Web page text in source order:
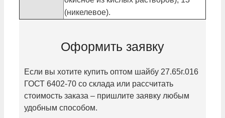
(никелевое).
Оформить заявку
Если вы хотите купить оптом шайбу 27.65г.016
ГОСТ 6402-70 со склада или рассчитать
стоимость заказа – пришлите заявку любым
удобным способом.